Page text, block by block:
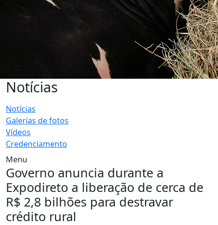
Notícias
Notícias
Galerias de fotos
Vídeos
Credenciamento
Menu
Governo anuncia durante a
Expodireto a liberação de cerca de
R$ 2,8 bilhões para destravar
crédito rural